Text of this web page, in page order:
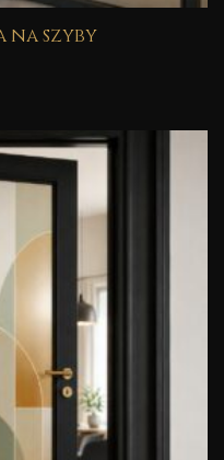
na szyby